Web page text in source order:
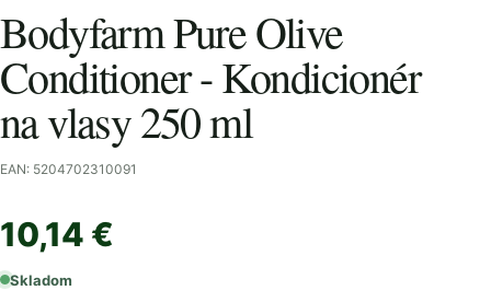
Bodyfarm Pure Olive
Conditioner - Kondicionér
na vlasy 250 ml
EAN: 5204702310091
10,14 €
Skladom